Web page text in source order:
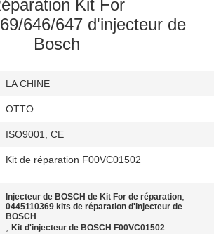
Kit For
646/647 d'injecteur de
Bosch
LA CHINE
OTTO
ISO9001, CE
Kit de réparation F00VC01502
Injecteur de BOSCH de Kit For de réparation,
0445110369 kits de réparation d'injecteur de
BOSCH
,Kit d'injecteur de BOSCH F00VC01502